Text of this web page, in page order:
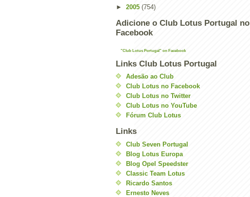
► 2005 (754)
Adicione o Club Lotus Portugal no
Facebook
"Club Lotus Portugal" on Facebook
Links Club Lotus Portugal
Adesão ao Club
Club Lotus no Facebook
Club Lotus no Twitter
Club Lotus no YouTube
Fórum Club Lotus
Links
Club Seven Portugal
Blog Lotus Europa
Blog Opel Speedster
Classic Team Lotus
Ricardo Santos
Ernesto Neves